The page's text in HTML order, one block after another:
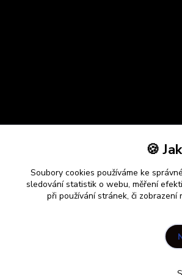
🍪
Soubory cookies používáme ke
sledování statistik o webu, měření
při používání stránek, či zobrazení